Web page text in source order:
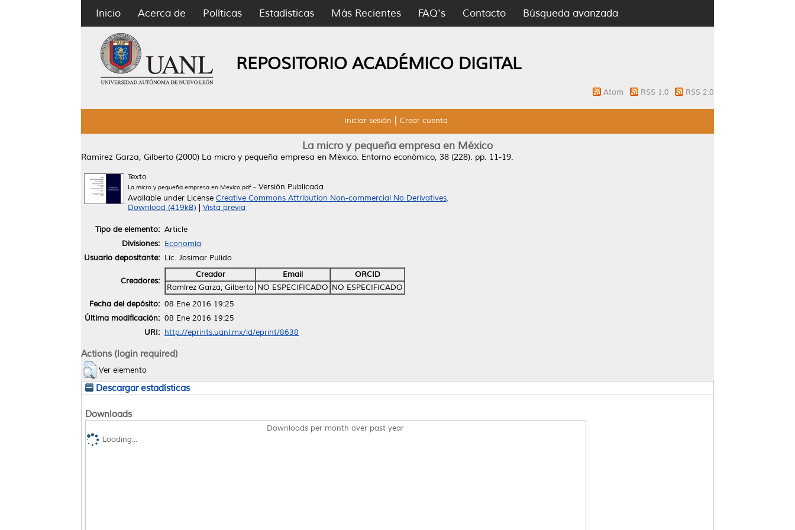
Inicio Acerca de Políticas Estadísticas Más Recientes FAQ's Contacto Búsqueda avanzada
REPOSITORIO ACADÉMICO DIGITAL
Atom RSS 1.0 RSS 2.0
Iniciar sesión Crear cuenta
La micro y pequeña empresa en México
Ramírez Garza, Gilberto (2000) La micro y pequeña empresa en México. Entorno económico, 38 (228). pp. 11-19.
Texto
La micro y pequeña empresa en Mexico.pdf- Versión Publicada
Available under License Creative Commons Attribution Non-commercial No Derivatives.
Download (419kB)
Vista previa
Tipo de elemento: Article
Divisiones: Economía
Usuario depositante: Lic. Josimar Pulido
Creadores:
Creador Email
ORCID
Ramírez Garza, Gilberto NO ESPECIFICADO NO ESPECIFICADO
Fecha del depósito: 08 Ene 2016 19:25
Última modificación: 08 Ene 2016 19:25
URI: http://eprints.uanl.mx/id/eprint/8638
Actions (login required)
Ver elemento
Descargar estadísticas
Downloads
Downloads per month over past year
Loading...